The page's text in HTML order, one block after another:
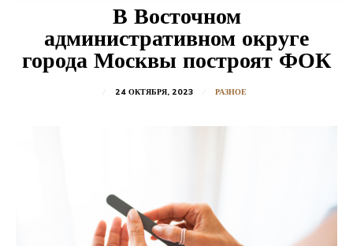
В Восточном
административном округе
города Москвы построят ФОК
24 ОКТЯБРЯ, 2023 РАЗНОЕ